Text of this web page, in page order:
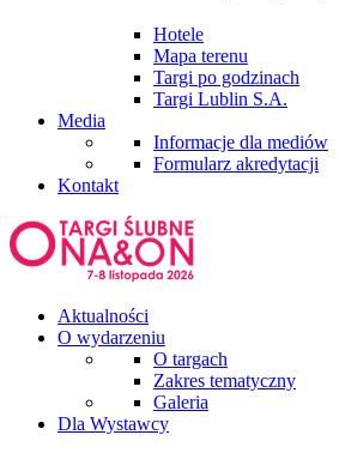
Hotele
Mapa terenu
Targi po godzinach
Targi Lublin S.A.
Media
Informacje dla mediów
Formularz akredytacji
Kontakt
Aktualności
O wydarzeniu
O targach
Zakres tematyczny
Galeria
Dla Wystawcy